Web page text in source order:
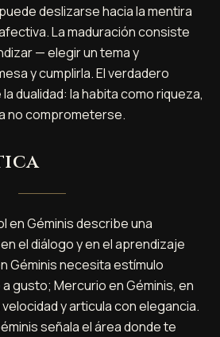
deslizarse hacia la mentira
La maduración consiste
— elegir un tema y
y cumplirla. El verdadero
dualidad: la habita como riqueza,
no comprometerse.
en Géminis describe una
el diálogo y en el aprendizaje
Géminis necesita estímulo
gusto; Mercurio en Géminis, en
y articula con elegancia.
señala el área donde te